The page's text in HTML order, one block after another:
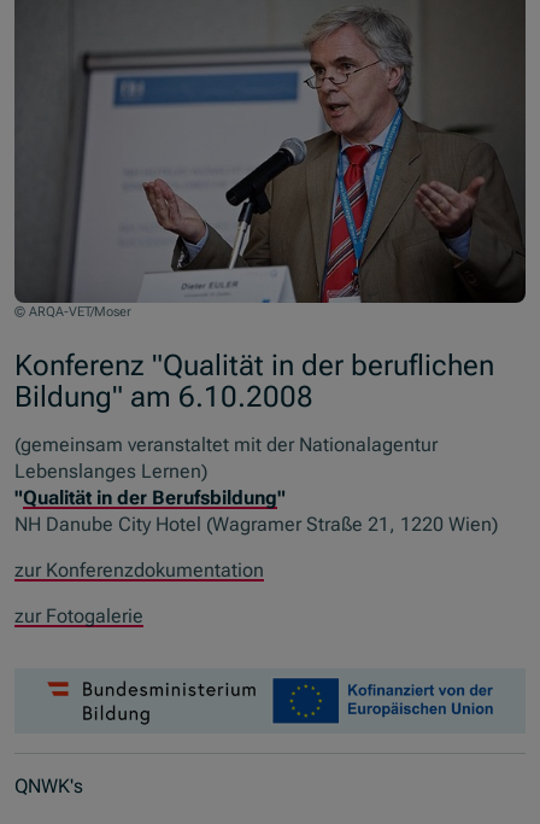
© ARQA-VET/Moser
Konferenz "Qualität in der beruflichen
Bildung" am 6.10.2008
(gemeinsam veranstaltet mit der Nationalagentur
Lebenslanges Lernen)
"Qualität in der Berufsbildung"
NH Danube City Hotel (Wagramer Straße 21, 1220 Wien)
zur Konferenzdokumentation
zur Fotogalerie
QNWK's